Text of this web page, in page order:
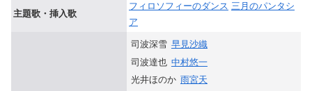
主題歌・挿入歌
フィロソフィーのダンス 三月のパンタシ
ア
司波深雪 早見沙織
司波達也 中村悠一
光井ほのか 雨宮天